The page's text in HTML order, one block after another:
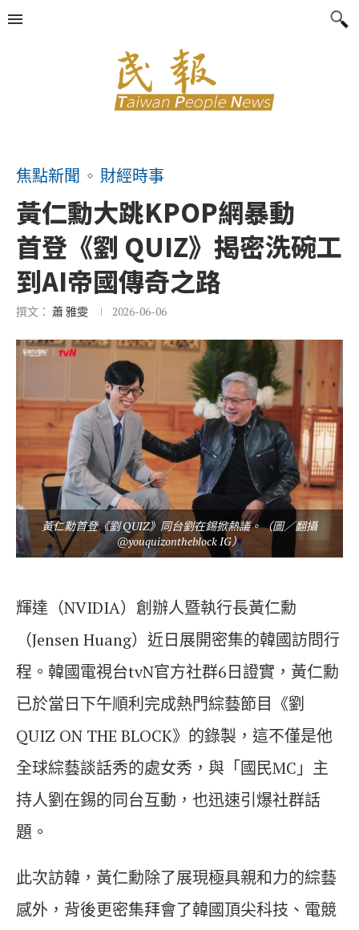
焦點新聞 財經時事
黃仁勳大跳KPOP網暴動
首登《劉 QUIZ》揭密洗碗工
到AI帝國傳奇之路
撰文： 蕭 雅雯 2026-06-06
黃仁勳首登《劉 QUIZ》同台劉在錫掀熱議。（圖／翻攝
@youquizontheblock IG）
輝達（NVIDIA）創辦人暨執行長黃仁勳
（Jensen Huang）近日展開密集的韓國訪問行
程。韓國電視台tvN官方社群6日證實，黃仁勳
已於當日下午順利完成熱門綜藝節目《劉
QUIZ ON THE BLOCK》的錄製，這不僅是他
全球綜藝談話秀的處女秀，與「國民MC」主
持人劉在錫的同台互動，也迅速引爆社群話
題。
此次訪韓，黃仁勳除了展現極具親和力的綜藝
感外，背後更密集拜會了韓國頂尖科技、電競